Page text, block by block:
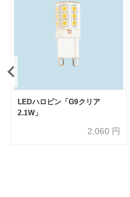
LEDハロピン「G9クリア
2.1W」
2,060 円